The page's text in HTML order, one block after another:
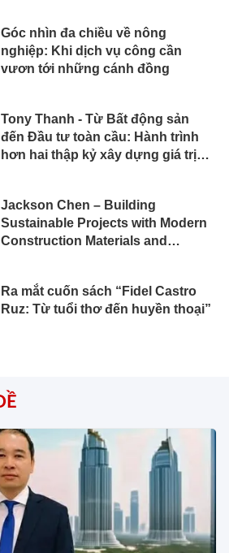
Góc nhìn đa chiều về nông
nghiệp: Khi dịch vụ công cần
vươn tới những cánh đồng
Tony Thanh - Từ Bất động sản
đến Đầu tư toàn cầu: Hành trình
hơn hai thập kỷ xây dựng giá trị
Jackson Chen – Building
Sustainable Projects with Modern
Construction Materials and
Ra mắt cuốn sách “Fidel Castro
Ruz: Từ tuổi thơ đến huyền thoại”